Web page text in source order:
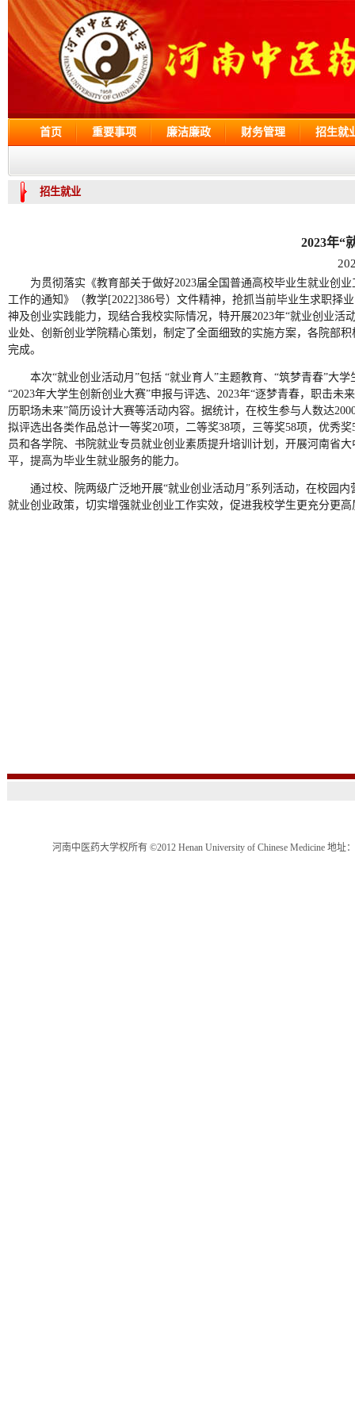
首页 重要事项 廉洁廉政 财务管理 招生就
招生就业
2023年“
为贯彻落实《教育部关于做好2023届全国普通高校毕业生就业创
工作的通知》（教学[2022]386号）文件精神，抢抓当前毕业生求职
神及创业实践能力，现结合我校实际情况，特开展2023年“就业创业
业处、创新创业学院精心策划，制定了全面细致的实施方案，各院部
完成。
本次“就业创业活动月”包括 “就业育人”主题教育、“筑梦青春”大
“2023年大学生创新创业大赛”申报与评选、2023年“逐梦青春，职击
历职场未来”简历设计大赛等活动内容。据统计，在校生参与人数达
拟评选出各类作品总计一等奖20项，二等奖38项，三等奖58项，优秀
员和各学院、书院就业专员就业创业素质提升培训计划，开展河南省
平，提高为毕业生就业服务的能力。
通过校、院两级广泛地开展“就业创业活动月”系列活动，在校园
就业创业政策，切实增强就业创业工作实效，促进我校学生更充分更高
河南中医药大学权所有 ©2012 Henan University of Chinese Medicine 地